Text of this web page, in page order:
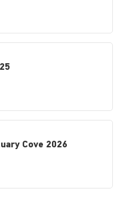
Cove 2026